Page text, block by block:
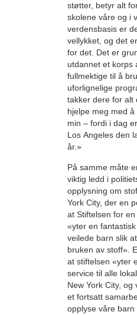
støtter, betyr alt
skolene våre og i
verdensbasis er
vellykket, og det
for det. Det er
utdannet et korps
fullmektige til å
uforlignelige
takker dere for alt
hjelpe meg med
min – fordi i dag
Los Angeles den
år.»
På samme måte
viktig ledd i
opplysning om
York City, der en
at Stiftelsen for
«yter en
veilede barn slik
bruken av stoff».
at stiftelsen «yter
service til alle
New York City, og
et fortsatt
opplyse våre